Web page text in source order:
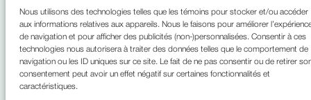
Nous utilisons des technologies telles que les témoins pour stocker et/ou accéder
aux informations relatives aux appareils. Nous le faisons pour améliorer
de navigation et pour afficher des publicités (non-)personnalisées. Consentir à ces
technologies nous autorisera à traiter des données telles que le comportement de
navigation ou les ID uniques sur ce site. Le fait de ne pas consentir ou de retirer
consentement peut avoir un effet négatif sur certaines fonctionnalités et
caractéristiques.
À propos
Communauté nourricière
Lily Gourmande
Nous joindre
LinkedIn Facebook
Le côté légal
Politique de confidentialité